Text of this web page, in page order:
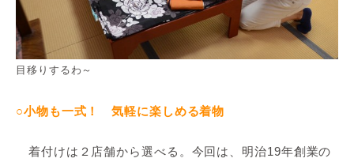
目移りするわ～
○小物も一式！ 気軽に楽しめる着物
着付けは２店舗から選べる。今回は、明治19年創業の